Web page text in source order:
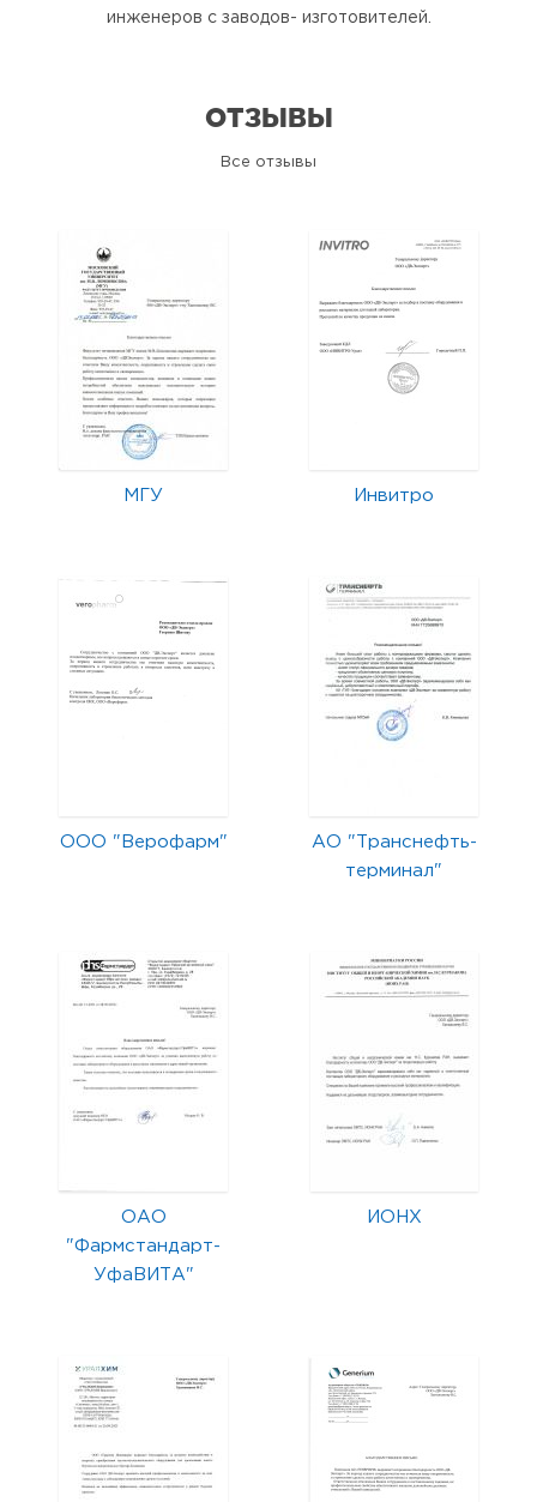
инженеров с заводов- изготовителей.
ОТЗЫВЫ
Все отзывы
МГУ Инвитро
ООО "Верофарм"
АО "Транснефть-
терминал"
ОАО
"Фармстандарт-
УфаВИТА"
ИОНХ